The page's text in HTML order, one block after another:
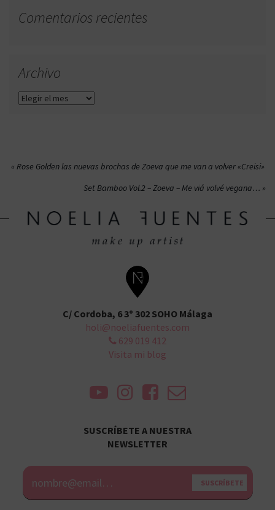
Comentarios recientes
Archivo
Archivo
Navegación
Rose Golden las nuevas brochas de Zoeva que me van a volver «Creisi»
Set Bamboo Vol.2 – Zoeva – Me viá volvé vegana…
C/ Cordoba, 6 3º 302 SOHO Málaga
holi@noeliafuentes.com
629 019 412
Visita mi blog
SUSCRÍBETE A NUESTRA
NEWSLETTER
Alternative: